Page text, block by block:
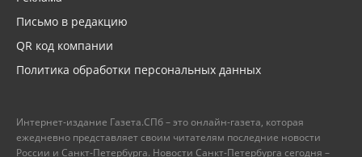
Письмо в редакцию
QR код компании
Политика обработки персональных данных
Интернет-издание Газета.СПб – это онлайн-газета, которая
ежедневно представляет своим читателям последние новости
России и Санкт-Петербурга. Новости Санкт-Петербурга сегодня –